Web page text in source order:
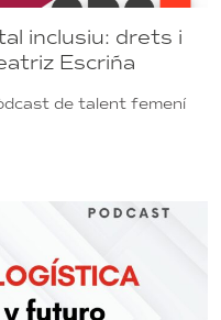
inclusiu: drets i
Escriña
de talent femení